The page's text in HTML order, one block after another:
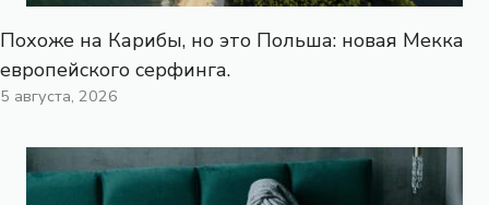
Похоже на Карибы, но это Польша: новая Мекка
европейского серфинга.
5 августа, 2026